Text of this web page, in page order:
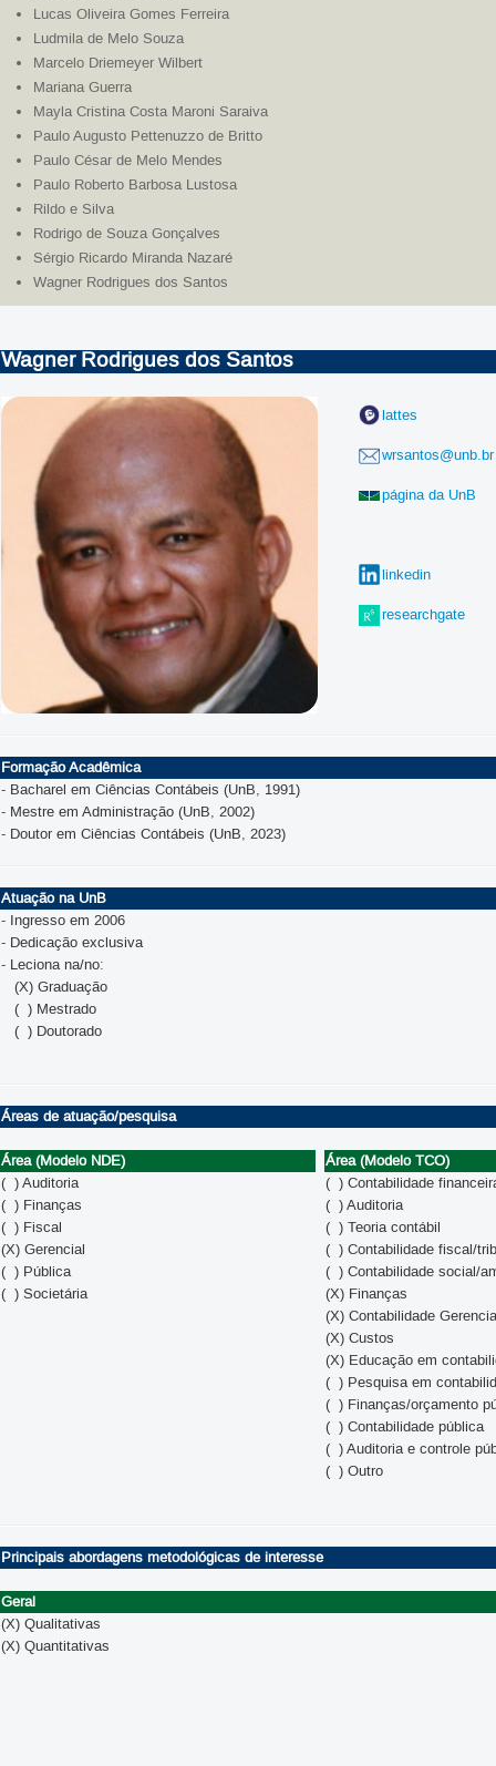
Lucas Oliveira Gomes Ferreira
Ludmila de Melo Souza
Marcelo Driemeyer Wilbert
Mariana Guerra
Mayla Cristina Costa Maroni Saraiva
Paulo Augusto Pettenuzzo de Britto
Paulo César de Melo Mendes
Paulo Roberto Barbosa Lustosa
Rildo e Silva
Rodrigo de Souza Gonçalves
Sérgio Ricardo Miranda Nazaré
Wagner Rodrigues dos Santos
Wagner Rodrigues dos Santos
lattes
wrsantos@unb.br
página da UnB
linkedin
researchgate
Formação Acadêmica
- Bacharel em Ciências Contábeis (UnB, 1991)
- Mestre em Administração (UnB, 2002)
- Doutor em Ciências Contábeis (UnB, 2023)
Atuação na UnB
- Ingresso em 2006
- Dedicação exclusiva
- Leciona na/no:
(X) Graduação
( ) Mestrado
( ) Doutorado
Áreas de atuação/pesquisa
Área (Modelo NDE)
Área (Modelo TCO)
( ) Auditoria
( ) Contabilidade
( ) Finanças
( ) Auditoria
( ) Fiscal
( ) Teoria contábil
(X) Gerencial
( ) Contabilidade fiscal/
( ) Pública
( ) Contabilidade social/
( ) Societária
(X) Finanças
(X) Contabilidade
(X) Custos
(X) Educação em
( ) Pesquisa em
( ) Finanças/orçamento
( ) Contabilidade pública
( ) Auditoria e controle
( ) Outro
Principais abordagens metodológicas de interesse
Geral
(X) Qualitativas
(X) Quantitativas